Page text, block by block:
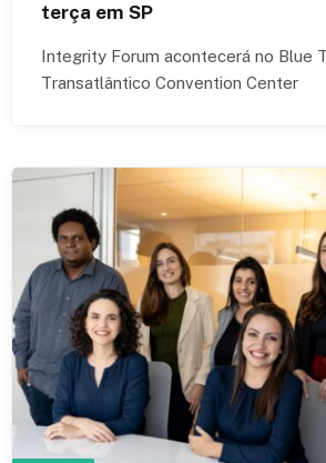
terça em SP
Integrity Forum acontecerá no Blue
Transatlântico Convention Center